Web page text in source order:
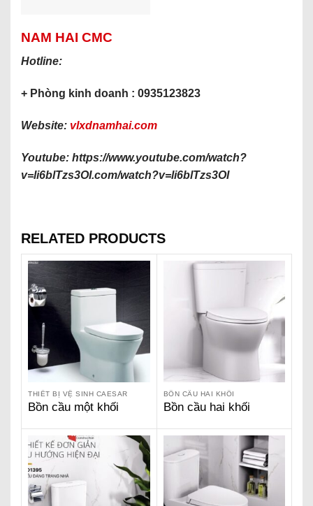
NAM HAI CMC
Hotline:
+ Phòng kinh doanh : 0935123823
Website: vlxdnamhai.com
Youtube: https://www.youtube.com/watch?
v=li6blTzs3OI.com/watch?v=li6blTzs3OI
RELATED PRODUCTS
THIẾT BỊ VỆ SINH CAESAR
Bồn cầu một khối
BỒN CẦU HAI KHỐI
Bồn cầu hai khối